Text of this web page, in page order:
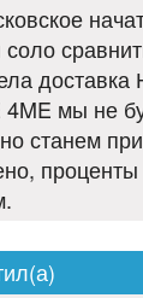
4ME мы не
станем